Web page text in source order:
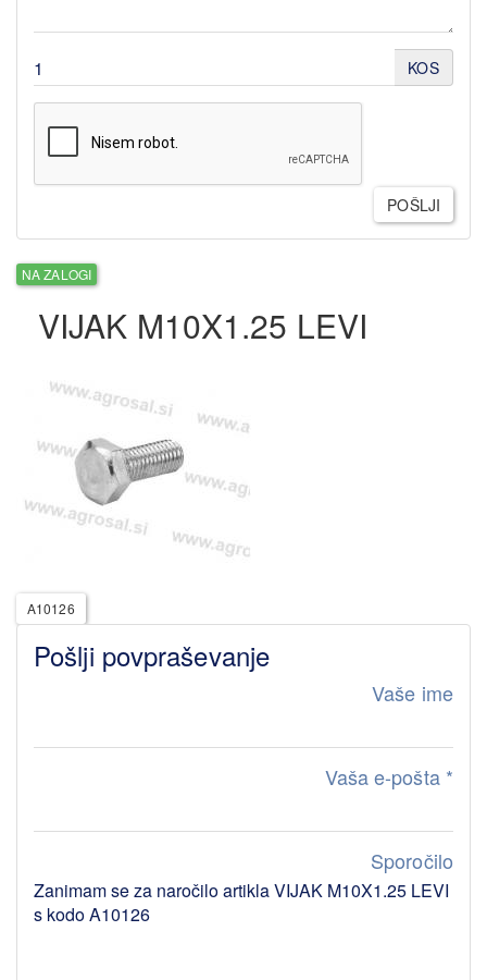
KOS
POŠLJI
NA ZALOGI
VIJAK M10X1.25 LEVI
A10126
Pošlji povpraševanje
Vaše ime
Vaša e-pošta *
Sporočilo